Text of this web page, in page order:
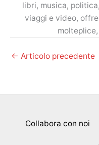
libri, musica,
viaggi e video,
← Articolo precedente
Collabora con noi